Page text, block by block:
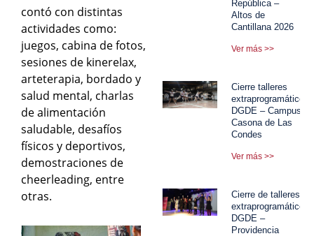
contó con distintas
actividades como:
juegos, cabina de fotos,
sesiones de kinerelax,
arteterapia, bordado y
salud mental, charlas
de alimentación
saludable, desafíos
físicos y deportivos,
demostraciones de
cheerleading, entre
otras.
República –
Altos de
Cantillana 2026
Ver más >>
Cierre talleres
extraprogramáticos
DGDE – Campus
Casona de Las
Condes
Ver más >>
Cierre de talleres
extraprogramáticos
DGDE –
Providencia